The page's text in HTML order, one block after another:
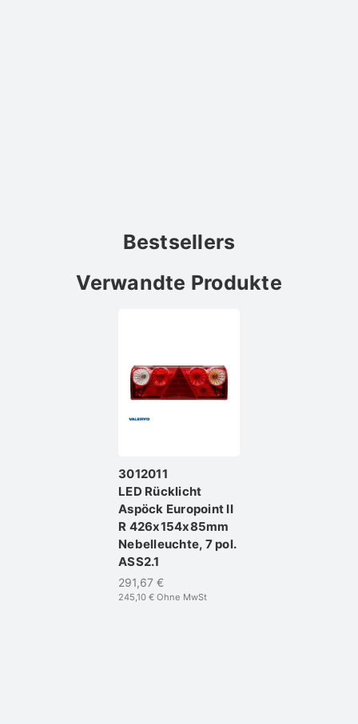
Bestsellers
Verwandte Produkte
3012011
LED Rücklicht
Aspöck Europoint II
R 426x154x85mm
Nebelleuchte, 7 pol.
ASS2.1
291,67 €
245,10 € Ohne MwSt